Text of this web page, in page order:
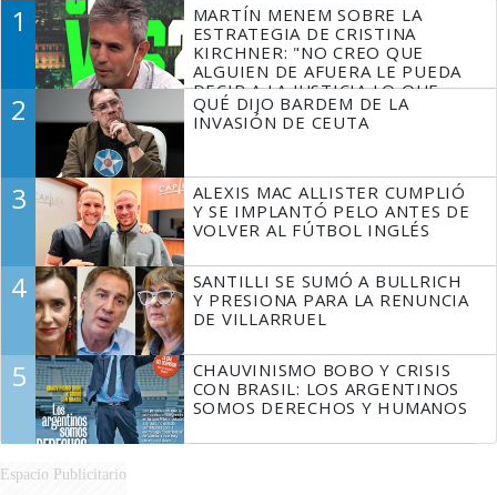
1
MARTÍN MENEM SOBRE LA
ESTRATEGIA DE CRISTINA
KIRCHNER: "NO CREO QUE
ALGUIEN DE AFUERA LE PUEDA
DECIR A LA JUSTICIA LO QUE
TIENE QUE HACER"
2
QUÉ DIJO BARDEM DE LA
INVASIÓN DE CEUTA
3
ALEXIS MAC ALLISTER CUMPLIÓ
Y SE IMPLANTÓ PELO ANTES DE
VOLVER AL FÚTBOL INGLÉS
4
SANTILLI SE SUMÓ A BULLRICH
Y PRESIONA PARA LA RENUNCIA
DE VILLARRUEL
5
CHAUVINISMO BOBO Y CRISIS
CON BRASIL: LOS ARGENTINOS
SOMOS DERECHOS Y HUMANOS
Espacio Publicitario